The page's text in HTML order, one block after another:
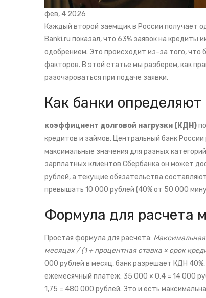
фев, 4 2026
Каждый второй заемщик в России получает
Banki.ru показал, что 63% заявок на
одобрением. Это происходит из-за того,
факторов. В этой статье мы разберем, как
разочароваться при подаче заявки.
Как банки
коэффициент долговой нагрузки (КДН)
кредитов и займов. Центральный банк
максимальные значения для разных
зарплатных клиентов Сбербанка он может
рублей, а текущие обязательства
превышать 10 000 рублей (40% от 50 000
Формула для расчета
Простая формула для расчета:
месяцах / (1 + процентная ставка × срок
000 рублей в месяц, банк разрешает КДН
ежемесячный платеж: 35 000 × 0,4 = 14 000
1,75 = 480 000 рублей. Это и есть